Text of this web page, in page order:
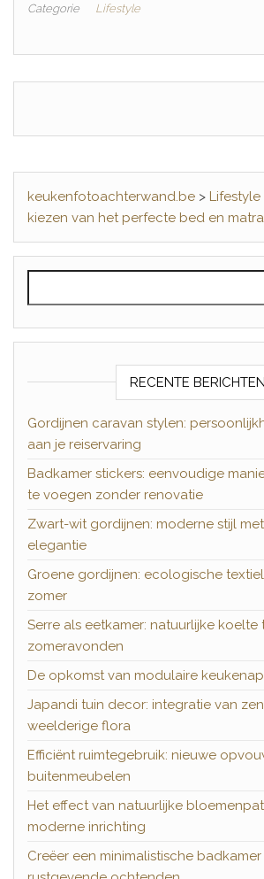
Categorie Lifestyle
keukenfotoachterwand.be > Lifestyle
kiezen van het perfecte bed en
RECENTE BERICHTEN
Gordijnen caravan stylen:
aan je reiservaring
Badkamer stickers: eenvoudige
te voegen zonder renovatie
Zwart-wit gordijnen: moderne stijl
elegantie
Groene gordijnen: ecologische
zomer
Serre als eetkamer: natuurlijke koelte
zomeravonden
De opkomst van modulaire
Japandi tuin decor: integratie van
weelderige flora
Efficiënt ruimtegebruik: nieuwe
buitenmeubelen
Het effect van natuurlijke
moderne inrichting
Creëer een minimalistische